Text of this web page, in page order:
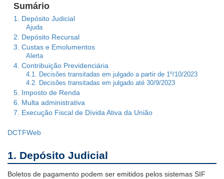
menu
Jurisprudência
Transparência
Legislação
Ouvidoria
Contato
Aviso
sobre
tabelas
com
legendas
Esta
página
possui
tabela(s)
legenda.
Sumário
1. Depósito Judicial
Ajuda
2. Depósito Recursal
3. Custas e Emolumentos
Alerta
4. Contribuição Previdenciária
4.1. Decisões transitadas em julgado a partir de 1º/10/2023
4.2. Decisões transitadas em julgado até 30/9/2023
5. Imposto de Renda
6. Multa administrativa
7. Execução Fiscal de Dívida Ativa da União
DCTFWeb
1. Depósito Judicial
Boletos de pagamento podem ser emitidos pelos sistemas SIF